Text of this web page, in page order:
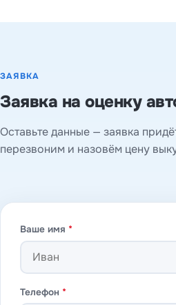
ЗАЯВКА
Заявка на оценку
Оставьте данные — заявка
перезвоним и назовём цену
Ваше имя *
Телефон *